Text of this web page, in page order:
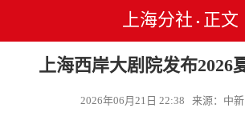
上海分社 • 正文
上海西岸大剧院发布2026
2026年06月21日 22:38 来源：中